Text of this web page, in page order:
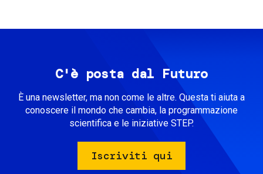
C'è posta dal Futuro
È una newsletter, ma non come le altre. Questa ti aiuta a
conoscere il mondo che cambia, la programmazione
scientifica e le iniziative STEP.
Iscriviti qui